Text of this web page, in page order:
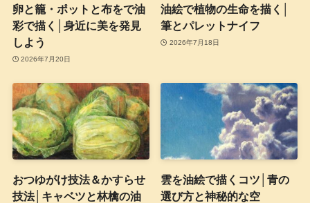
卵と籠・ポットと布をで油
彩で描く│身近に美を発見
しよう
2026年7月20日
油絵で植物の生命を描く│
筆とパレットナイフ
2026年7月18日
おつゆがけ技法＆かすらせ
技法│キャベツと林檎の油
雲を油絵で描くコツ│青の
選び方と神秘的な空